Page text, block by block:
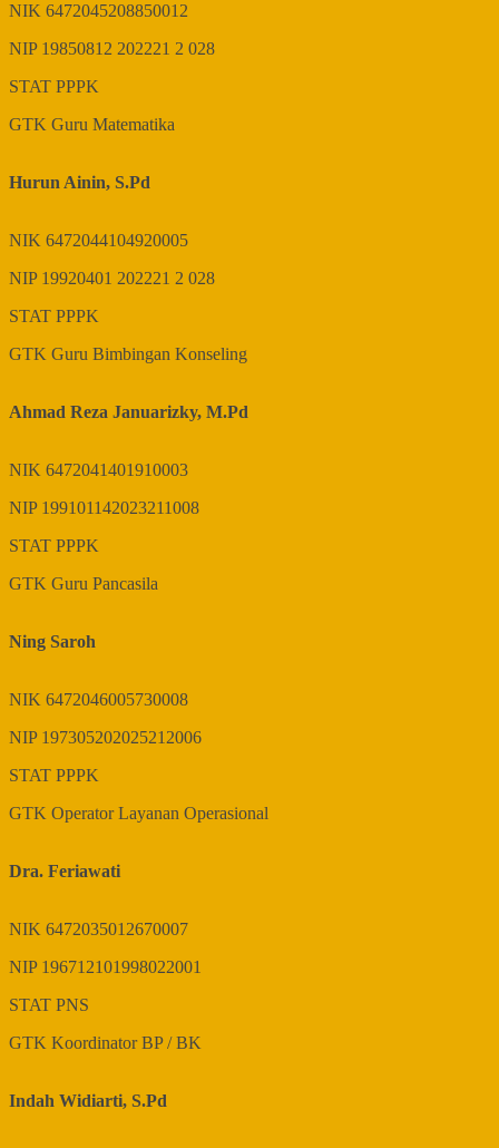
NIK 6472045208850012
NIP 19850812 202221 2 028
STAT PPPK
GTK Guru Matematika
Hurun Ainin, S.Pd
NIK 6472044104920005
NIP 19920401 202221 2 028
STAT PPPK
GTK Guru Bimbingan Konseling
Ahmad Reza Januarizky, M.Pd
NIK 6472041401910003
NIP 199101142023211008
STAT PPPK
GTK Guru Pancasila
Ning Saroh
NIK 6472046005730008
NIP 197305202025212006
STAT PPPK
GTK Operator Layanan Operasional
Dra. Feriawati
NIK 6472035012670007
NIP 196712101998022001
STAT PNS
GTK Koordinator BP / BK
Indah Widiarti, S.Pd